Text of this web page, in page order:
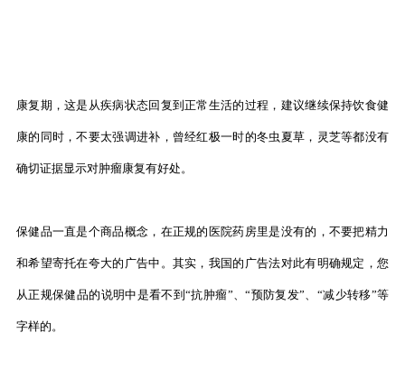
康复期，这是从疾病状态回复到正常生活的过程，建议继续保持饮食健
康的同时，不要太强调进补，曾经红极一时的冬虫夏草，灵芝等都没有
确切证据显示对肿瘤康复有好处。
保健品一直是个商品概念，在正规的医院药房里是没有的，不要把精力
和希望寄托在夸大的广告中。其实，我国的广告法对此有明确规定，您
从正规保健品的说明中是看不到“抗肿瘤”、“预防复发”、“减少转移”等
字样的。